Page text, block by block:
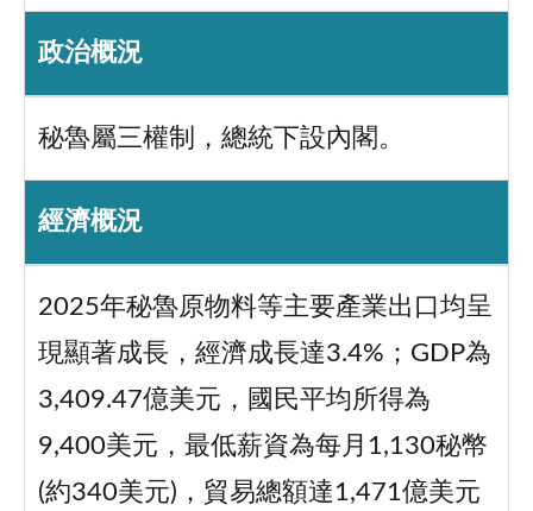
政治概況
秘魯屬三權制，總統下設內閣。
經濟概況
2025年秘魯原物料等主要產業出口均呈
現顯著成長，經濟成長達3.4%；GDP為
3,409.47億美元，國民平均所得為
9,400美元，最低薪資為每月1,130秘幣
(約340美元)，貿易總額達1,471億美元